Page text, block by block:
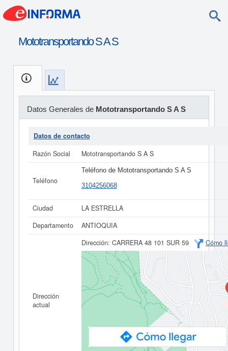
Mototransportando S A S
Datos Generales de Mototransportando S A S
Datos de contacto
Razón Social
Mototransportando S A S
Teléfono
Teléfono de Mototransportando S A S
3104256068
Ciudad
LA ESTRELLA
Departamento
ANTIOQUIA
Dirección
actual
Dirección: CARRERA 48 101 SUR 59 Cómo